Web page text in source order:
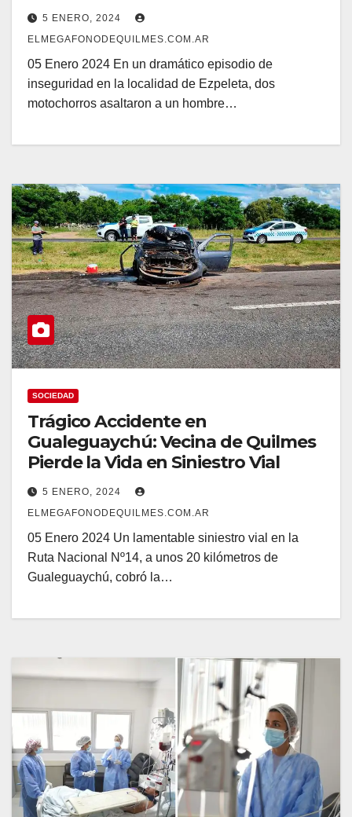
5 ENERO, 2024
ELMEGAFONODEQUILMES.COM.AR
05 Enero 2024 En un dramático episodio de
inseguridad en la localidad de Ezpeleta, dos
motochorros asaltaron a un hombre…
SOCIEDAD
Trágico Accidente en
Gualeguaychú: Vecina de Quilmes
Pierde la Vida en Siniestro Vial
5 ENERO, 2024
ELMEGAFONODEQUILMES.COM.AR
05 Enero 2024 Un lamentable siniestro vial en la
Ruta Nacional Nº14, a unos 20 kilómetros de
Gualeguaychú, cobró la…